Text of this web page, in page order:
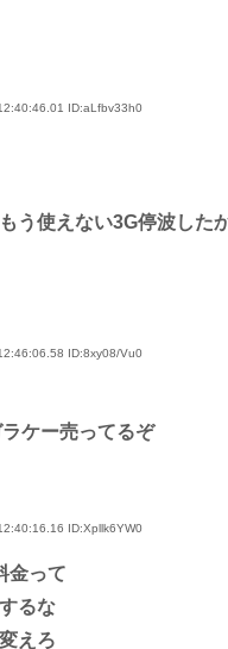
ID:aLfbv33h0
う使えない3G停波した
ID:8xy08/Vu0
ケー売ってるぞ
ID:Xpllk6YW0
金って
るな
えろ